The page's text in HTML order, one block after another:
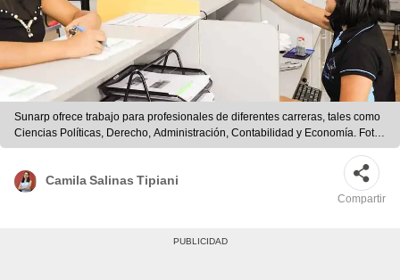
Sunarp ofrece trabajo para profesionales de diferentes carreras, tales como
Ciencias Políticas, Derecho, Administración, Contabilidad y Economía. Foto:
Andina
Camila Salinas Tipiani
Compartir